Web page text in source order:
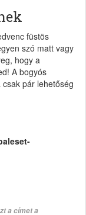
füstös
szó matt vagy
hogy a
A bogyós
pár lehetőség
a címet a